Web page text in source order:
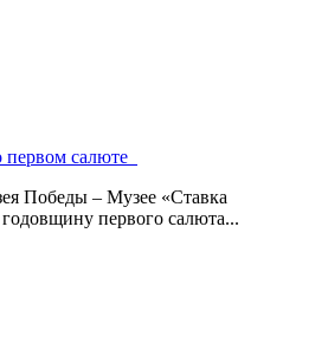
салюте
Победы – Музее «Ставка
первого салюта...